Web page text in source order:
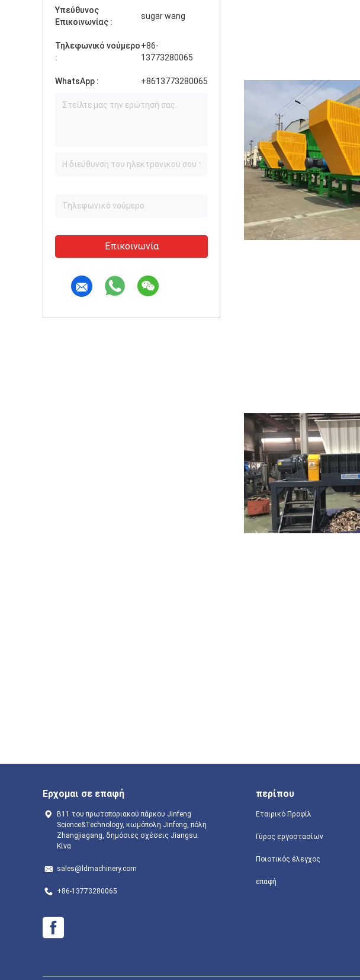
Υπεύθυνος
Επικοινωνίας :
sugar wang
Τηλεφωνικό νούμερο
:
+86-
13773280065
WhatsApp : +8613773280065
Επικοινωνία
Ερχομαι σε επαφή
B11 του πρωτοποριακού πάρκου Jinfeng
Science&Technology, κωμόπολη Jinfeng, πόλη
Zhangjiagang, δημόσιες σχέσεις Jiangsu.
Κίνα
sales@ldmachinery.com
+86-13773280065
περίπου
Εταιρικό Προφίλ
Γύρος εργοστασίων
Ποιοτικός έλεγχος
επαφή